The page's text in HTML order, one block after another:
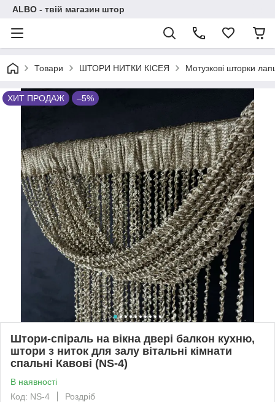
ALBO - твій магазин штор
Товари ШТОРИ НИТКИ КІСЕЯ Мотузкові шторки
ХИТ ПРОДАЖ –5%
Штори-спіраль на вікна двері балкон кухню,
штори з ниток для залу вітальні кімнати
спальні Кавові (NS-4)
В наявності
Код: NS-4
Роздріб